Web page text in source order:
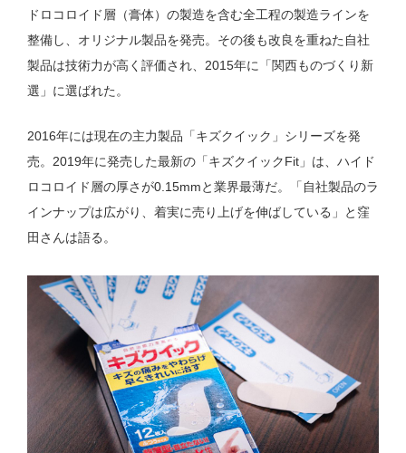
ドロコロイド層（膏体）の製造を含む全工程の製造ラインを
整備し、オリジナル製品を発売。その後も改良を重ねた自社
製品は技術力が高く評価され、2015年に「関西ものづくり新
選」に選ばれた。
2016年には現在の主力製品「キズクイック」シリーズを発
売。2019年に発売した最新の「キズクイックFit」は、ハイド
ロコロイド層の厚さが0.15mmと業界最薄だ。「自社製品のラ
インナップは広がり、着実に売り上げを伸ばしている」と窪
田さんは語る。